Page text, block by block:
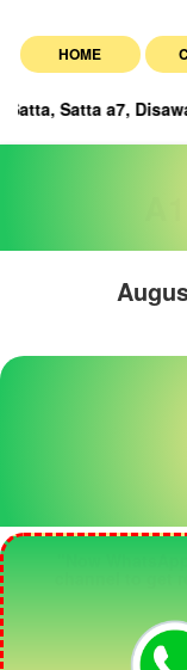
HOME
Disawar,